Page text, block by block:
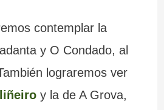
contemplar la
y O Condado, al
lograremos ver
y la de A Grova,